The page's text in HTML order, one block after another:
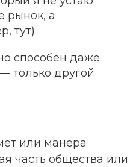
рынок, а
тут).
способен даже
только другой
или манера
часть общества или